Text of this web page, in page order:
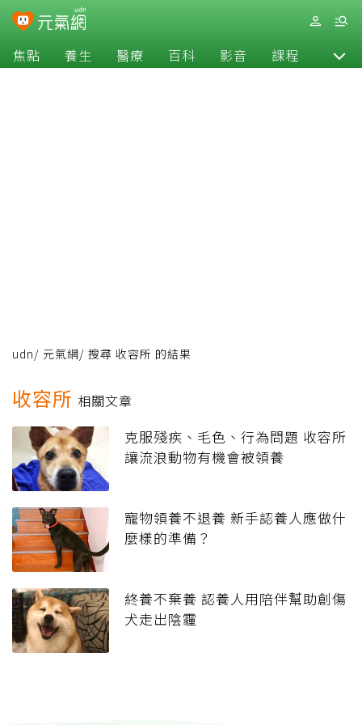
焦點 養生 醫療 百科 影音 課程 退休
udn/ 元氣網/ 搜尋 收容所 的結果
收容所 相關文章
克服殘疾、毛色、行為問題 收容所
讓流浪動物有機會被領養
寵物領養不退養 新手認養人應做什
麼樣的準備？
終養不棄養 認養人用陪伴幫助創傷
犬走出陰霾